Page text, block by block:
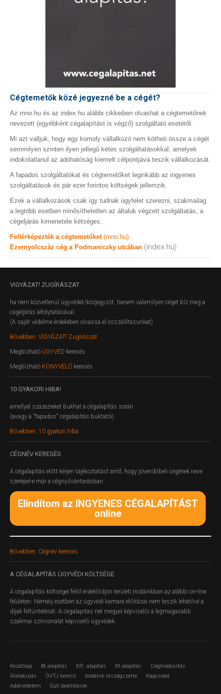
Cégtemetők közé jegyezné be a cégét?
Az mno.hu és az index.hu alábbi cikkeiben olvashat a cégtemetőnek
nevezett (egyébként cégalapítást is végző) szolgáltató esetéről.
Mi azt valljuk, hogy egy komoly vállalkozó nem kötheti össze a cégét
semmilyen szinten ilyen jellegű kétes szolgáltatásokkal, amelyek
indokolatlanul az adóhatóság kiemelt célpontjává teszik vállalkozását.
A fapados szolgáltatókat és cégtemetőket leginkább az ingyenes
szolgáltatások és pár ezer forintos költségek jellemzik.
Ezek a vállalkozások csak így tudnak ügyfelet szerezni, szakmailag
a legtöbb esetben minősíthetetlen az általuk végzett szolgáltatás, a
cégeljárás kimenetele kétséges.
Feltérképezték a cégtemetőket (mno.hu)
Ezernyolcszáz cég a Podmaniczky utcában (index.hu)
VIGYÁZAT! ZUGÍRÁSZAT
ha nem közvetlenül ügyvédet/közjegyzőt, hanem valamilyen céget bíz meg a
cégeljárás lefolytatásával.
(A saját védelme érdekében olvassa el összállításunkat)
Bővebben: VIGYÁZAT! Zugírászat
Megbízható ÜGYVÉD keresés
Megbízható KÖNYVELŐ keresés
10 GYAKORI HIBA!
amellyel százezreket bukhat a cégalapítás során.
(avagy a "fapados" cégalapítás buktatói)
Bővebben: 10 gyakori hiba
CÉGNÉV KERESÉS
A cégalapítás előtt kérjen tájékoztatást arról, hogy jövendőbeli cégének neve
szerepel-e már a cégnyilvántarásban.
Elindítom az INGYENES CÉGALAPÍTÁST
online
Bővebben: Cégnév keresés
A CÉGALAPÍTÁS ÜGYVÉDI KÖLTSÉGE
A cégalapítás költségei felől érdeklődjön területi irodáinkban az alábbi on-line
felületen. Némely esetben az ügyvédi kamara előírásai nem teszik lehetővé a
díjak feltüntetését. A cegalapitas.net megyei képviselői a legmagasabb
szakmai színvonalat képviselő ügyvédek.
Kezdőlap Bt alapítás Kft. alapítás Rt alapítás
Cégmódosítás
Átalakulás
ÖVTJ kereső Irodáink országszerte
Kapcsolat
Adatvédelem
Süti beállítások